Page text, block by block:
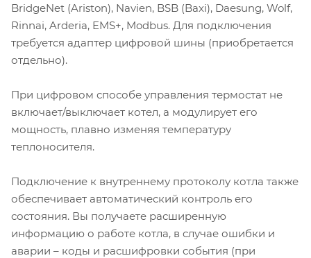
BridgeNet (Ariston), Navien, BSB (Baxi), Daesung, Wolf,
Rinnai, Arderia, EMS+, Modbus. Для подключения
требуется адаптер цифровой шины (приобретается
отдельно).
При цифровом способе управления термостат не
включает/выключает котел, а модулирует его
мощность, плавно изменяя температуру
теплоносителя.
Подключение к внутреннему протоколу котла также
обеспечивает автоматический контроль его
состояния. Вы получаете расширенную
информацию о работе котла, в случае ошибки и
аварии – коды и расшифровки события (при